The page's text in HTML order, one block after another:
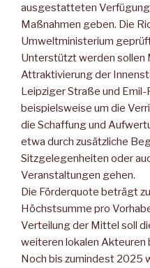
ausgestatteten
Maßnahmen geben. Die
Umweltministerium
Unterstützt werden sollen
Attraktivierung der
Leipziger Straße und
beispielsweise um die
die Schaffung und
etwa durch zusätzliche
Sitzgelegenheiten oder
Veranstaltungen gehen.
Die Förderquote beträgt
Höchstsumme pro
Verteilung der Mittel soll
weiteren lokalen Akteuren
Noch bis zumindest 2025